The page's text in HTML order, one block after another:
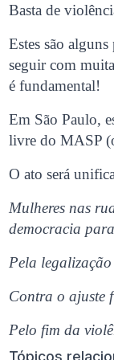
Basta de
Estes são
seguir com
é fundamental!
Em São Paulo,
livre do MASP
O ato será
Mulheres nas
democracia
Pela
Contra o ajuste
Pelo fim da